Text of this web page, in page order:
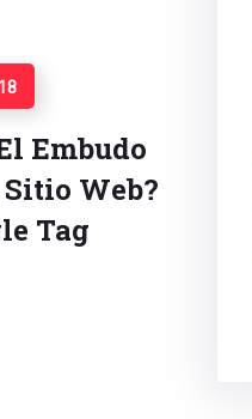
Embudo
Web?
Tag